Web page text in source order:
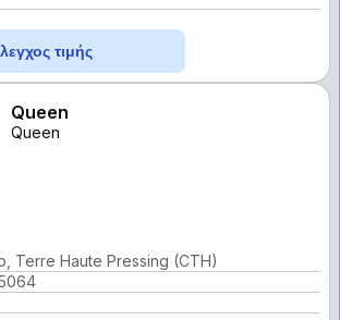
τιμής
Queen
Queen
Terre Haute Pressing (CTH)